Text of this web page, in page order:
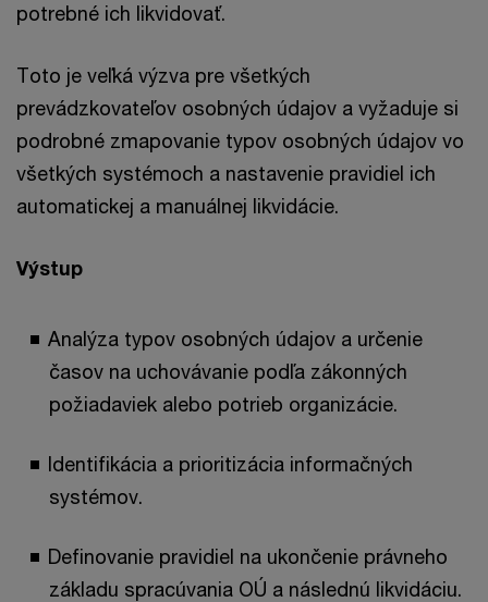
potrebné ich likvidovať.
Toto je veľká výzva pre všetkých
prevádzkovateľov osobných údajov a vyžaduje si
podrobné zmapovanie typov osobných údajov vo
všetkých systémoch a nastavenie pravidiel ich
automatickej a manuálnej likvidácie.
Výstup
Analýza typov osobných údajov a určenie
časov na uchovávanie podľa zákonných
požiadaviek alebo potrieb organizácie.
Identifikácia a prioritizácia informačných
systémov.
Definovanie pravidiel na ukončenie právneho
základu spracúvania OÚ a následnú likvidáciu.